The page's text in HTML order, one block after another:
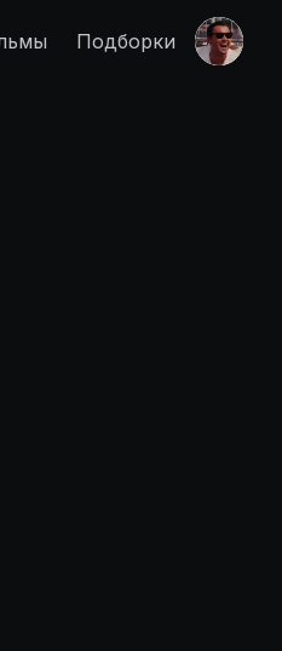
Подборки